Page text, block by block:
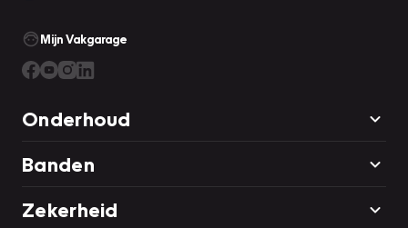
Mijn Vakgarage
Onderhoud
Banden
Zekerheid